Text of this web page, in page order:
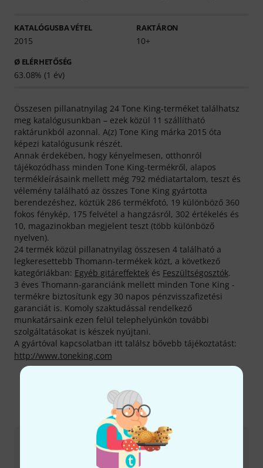
KATALÓGUSBA VÉTEL
2015
RAKTÁRON
10+
Ø ELÉRHETŐSÉG
63.08% (1 év)
Összesen pillanatnyilag 24 Tone King-terméket találhatsz
meg katalógusunkban – ezek közül 11 szállítható
raktárunkból azonnal. A(z) Tone King márka 2015 óta
képezi katalógusunk részét.
Annak érdekében, hogy kényelmesen, otthonról
tájékozódhass minden Tone King-termékről, alapos
termékleírásaink mellett még 792 médiatartalom, teszt és
vélemény található az összes Tone King gyártotta
berendezéshez, köztük 286 termékfotó, 19 különböző 360
fokos fénykép, 175 felvétel a hangzásról, 302 értékelés és
10, magazinokban megjelent teszt (több különböző
nyelven).
24 termék közül pillanatnyilag összesen 4 található a
legkeresettebb Thomann-termékek közt, a következő
kategóriákban: Egyéb gitáreffektek és Feszültségosztók.
3 éves Thomann-garanciánk mellett minden Tone King -
termékre biztosítunk egy 30 napos pénzvisszafizetési
garanciát is. Komoly szaktudással rendelkező
munkatársaink ezen felül telephelyünkön további
szolgáltatásokat is készek nyújtani.
A gyártóval kapcsolatban itt találsz bővebb tájékoztatást:
http://www.toneking.com
Még több Tone King